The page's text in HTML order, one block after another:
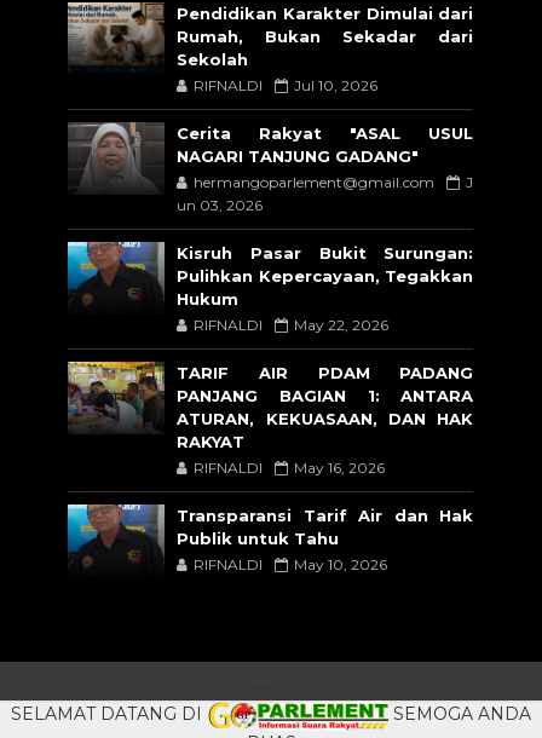
Pendidikan Karakter Dimulai dari
Rumah, Bukan Sekadar dari
Sekolah
RIFNALDI Jul 10, 2026
Cerita Rakyat "ASAL USUL
NAGARI TANJUNG GADANG"
hermangoparlement@gmail.com
J
un 03, 2026
Kisruh Pasar Bukit Surungan:
Pulihkan Kepercayaan, Tegakkan
Hukum
RIFNALDI May 22, 2026
TARIF AIR PDAM PADANG
PANJANG BAGIAN 1: ANTARA
ATURAN, KEKUASAAN, DAN HAK
RAKYAT
RIFNALDI May 16, 2026
Transparansi Tarif Air dan Hak
Publik untuk Tahu
RIFNALDI May 10, 2026
SELAMAT DATANG DI
SEMOGA ANDA